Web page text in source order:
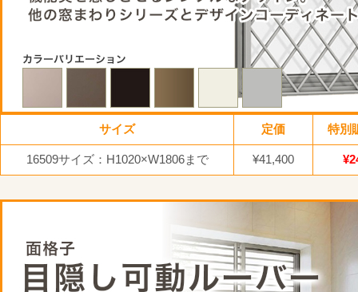
サイズ 定価 特別
16509サイズ：H1020×W1806まで ¥41,400